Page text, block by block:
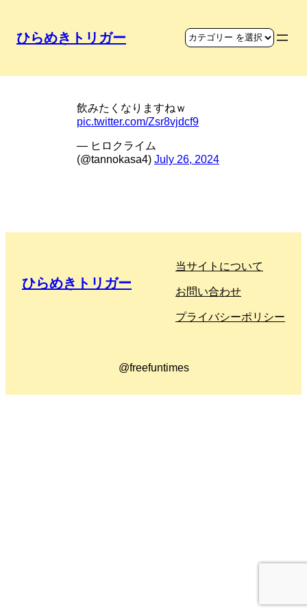
ひらめきトリガー
飲みたくなりますねｗ
pic.twitter.com/Zsr8vjdcf9
— ヒロクライム
(@tannokasa4) July 26, 2024
ひらめきトリガー
当サイトについて
お問い合わせ
プライバシーポリシー
@freefuntimes